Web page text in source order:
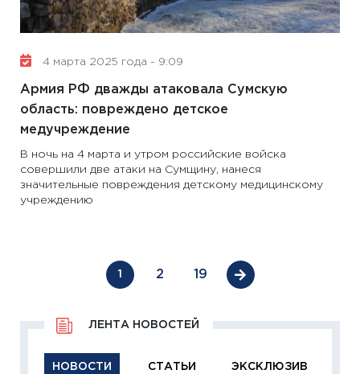
4 марта 2025 года - 9:09
Армия РФ дважды атаковала Сумскую
область: повреждено детское
медучреждение
В ночь на 4 марта и утром российские войска
совершили две атаки на Сумщину, нанеся
значительные повреждения детскому медицинскому
учреждению
1 2 19
НОВОСТИ СТАТЬИ ЭКСКЛЮЗИВ
ЛЕНТА НОВОСТЕЙ